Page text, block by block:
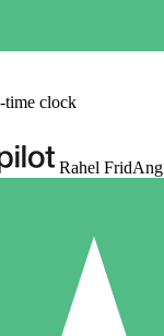
time clock
Rahel FridAng